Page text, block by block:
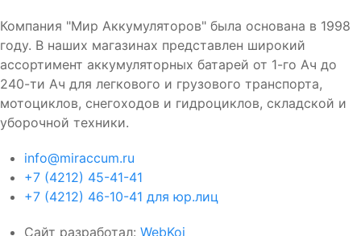
Компания "Мир Аккумуляторов" была основана в 1998
году. В наших магазинах представлен широкий
ассортимент аккумуляторных батарей от 1-го Ач до
240-ти Ач для легкового и грузового транспорта,
мотоциклов, снегоходов и гидроциклов, складской и
уборочной техники.
info@miraccum.ru
+7 (4212) 45-41-41
+7 (4212) 46-10-41 для юр.лиц
Сайт разработал: WebKoi